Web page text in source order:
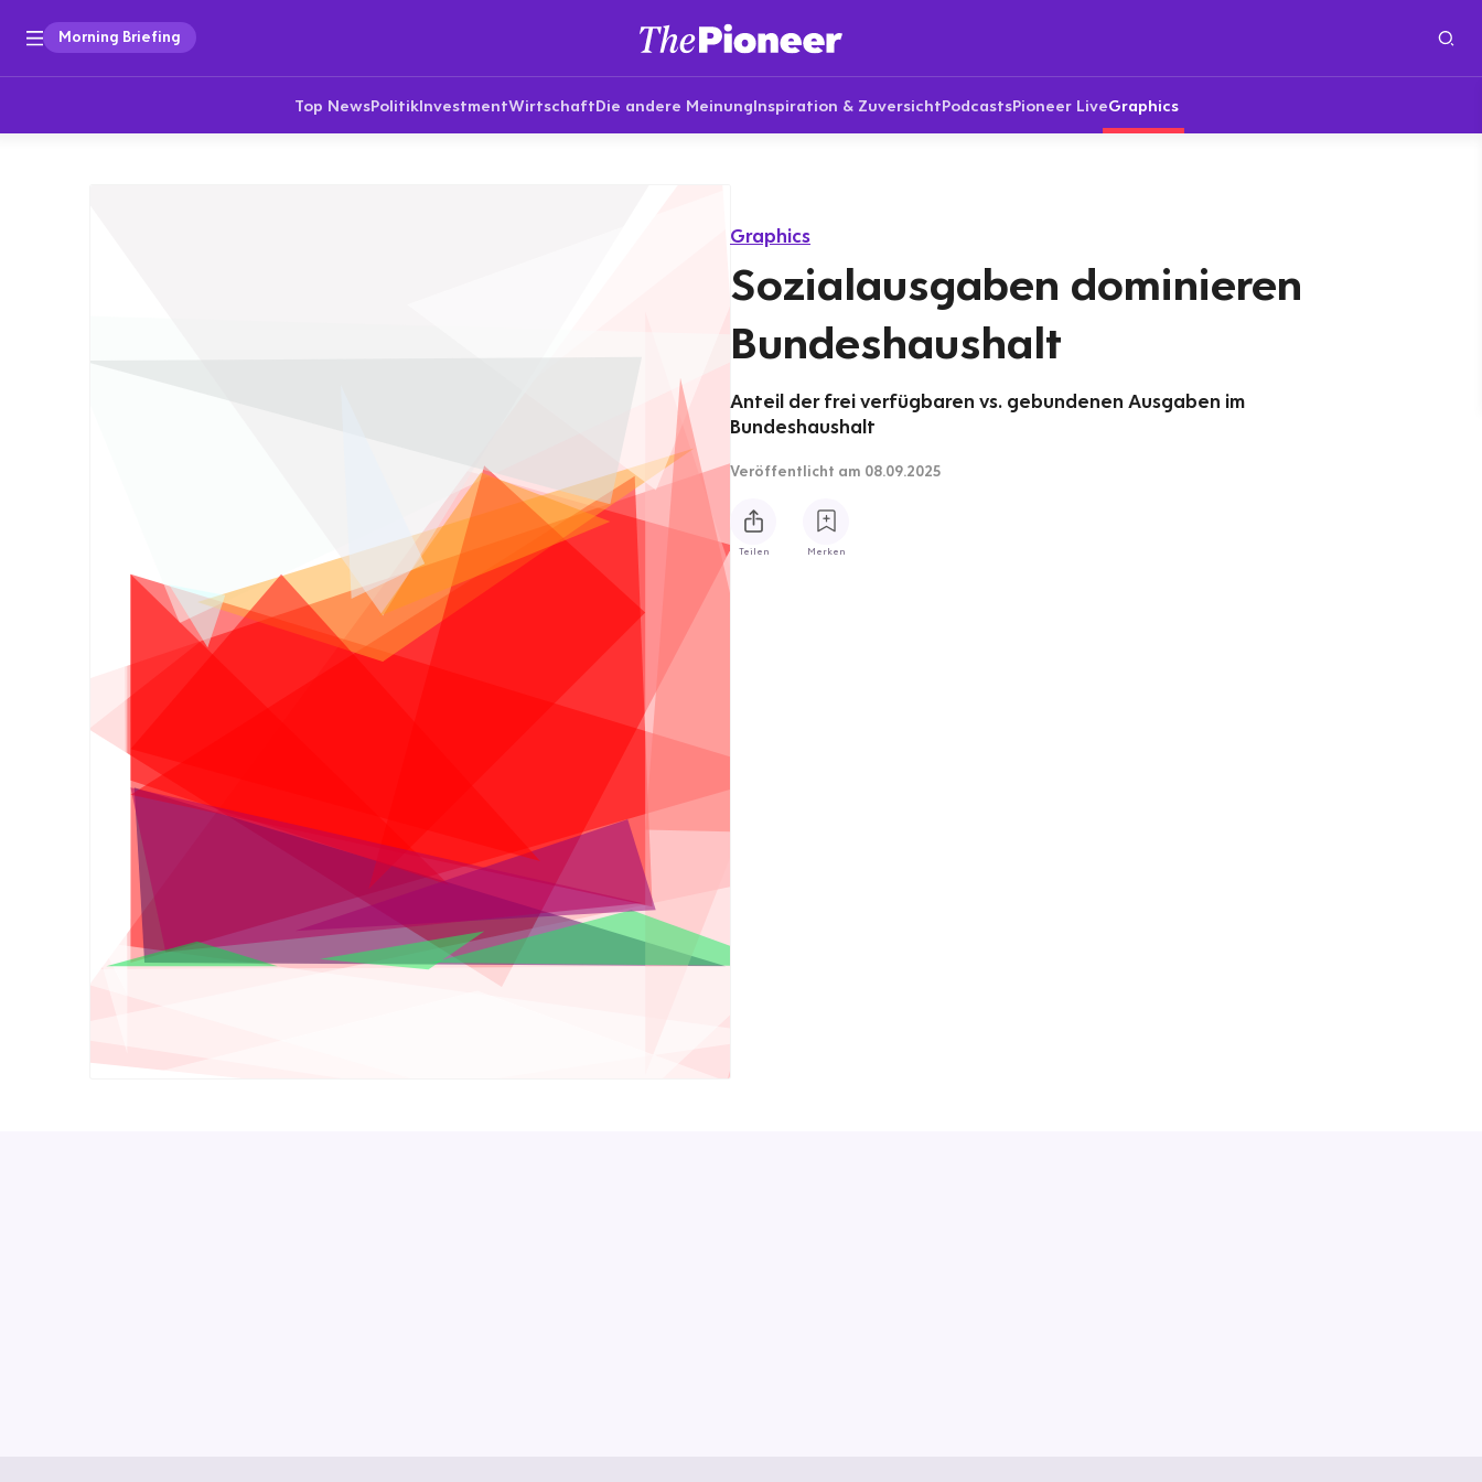
Morning Briefing
Top NewsPolitikInvestmentWirtschaftDie andere MeinungInspiration & ZuversichtPodcastsPioneer LiveGraphics
Graphics
Sozialausgaben dominieren
Bundeshaushalt
Anteil der frei verfügbaren vs. gebundenen Ausgaben im
Bundeshaushalt
Veröffentlicht am 08.09.2025
Teilen Merken